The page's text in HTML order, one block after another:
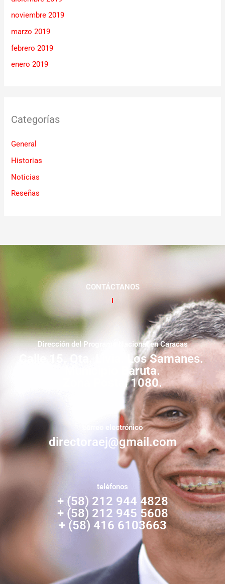
noviembre 2019
marzo 2019
febrero 2019
enero 2019
Categorías
General
Historias
Noticias
Reseñas
CONTÁCTANOS
Dirección del Programa Nacional en Caracas
Calle 15. Qta. Livia. Los Samanes.
Municipio Baruta.
Zona Postal 1080.
correo electrónico
directoraej@gmail.com
teléfonos
+ (58) 212 944 4828
+ (58) 212 945 5608
+ (58) 416 6103663